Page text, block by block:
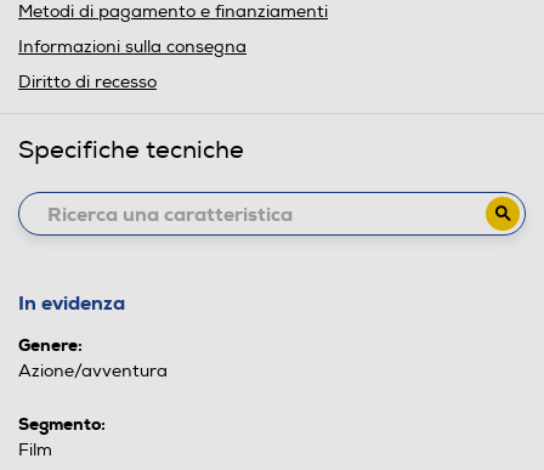
Metodi di pagamento e finanziamenti
Informazioni sulla consegna
Diritto di recesso
Specifiche tecniche
In evidenza
Genere:
Azione/avventura
Segmento:
Film